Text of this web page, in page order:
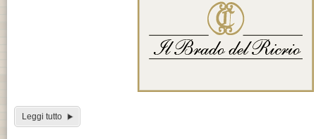
Leggi tutto